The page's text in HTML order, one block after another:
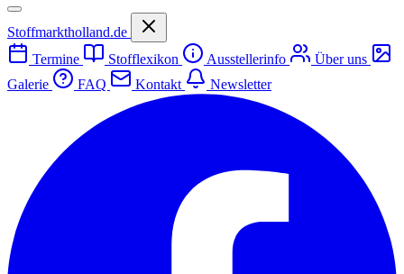
Stoffmarktholland.de
Termine
Stofflexikon Ausstellerinfo
Über uns
Galerie
FAQ Kontakt Newsletter